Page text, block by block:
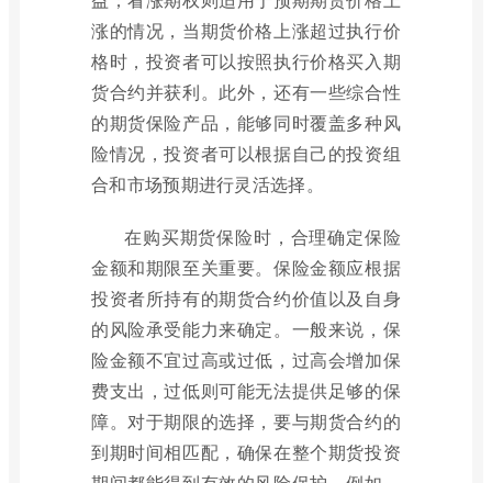
涨的情况，当期货价格上涨超过执行价
格时，投资者可以按照执行价格买入期
货合约并获利。此外，还有一些综合性
的期货保险产品，能够同时覆盖多种风
险情况，投资者可以根据自己的投资组
合和市场预期进行灵活选择。
在购买期货保险时，合理确定保险
金额和期限至关重要。保险金额应根据
投资者所持有的期货合约价值以及自身
的风险承受能力来确定。一般来说，保
险金额不宜过高或过低，过高会增加保
费支出，过低则可能无法提供足够的保
障。对于期限的选择，要与期货合约的
到期时间相匹配，确保在整个期货投资